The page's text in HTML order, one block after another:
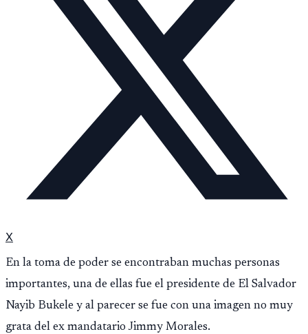
X
En la toma de poder se encontraban muchas personas
importantes, una de ellas fue el presidente de El Salvador
Nayib Bukele y al parecer se fue con una imagen no muy
grata del ex mandatario Jimmy Morales.